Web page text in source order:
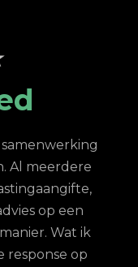
Al meerdere
op een
Wat ik
response op